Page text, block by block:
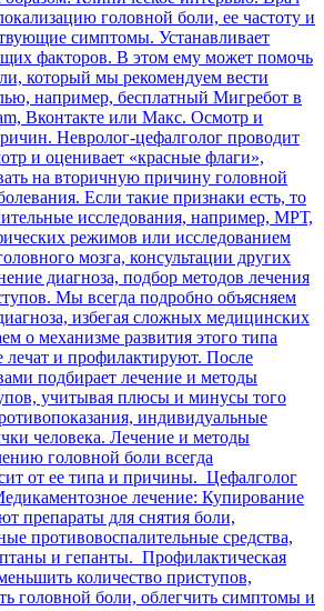
головной боли, ее частоту и
симптомы. Устанавливает
факторов. В этом ему может помочь
который мы рекомендуем вести
например, бесплатный Мигребот в
Вконтакте или Maкс. Осмотр и
Невролог-цефалголог проводит
и оценивает «красные флаги»,
на вторичную причину головной
Если такие признаки есть, то
исследования, например, МРТ,
режимов или исследованием
мозга, консультации других
диагноза, подбор методов лечения
Мы всегда подробно объясняем
избегая сложных медицинских
о механизме развития этого типа
лечат и профилактируют. После
подбирает лечение и методы
учитывая плюсы и минусы того
индивидуальные
человека. Лечение и методы
головной боли всегда
от ее типа и причины. Цефалголог
лечение: Купирование
препараты для снятия боли,
противовоспалительные средства,
и гепанты. Профилактическая
количество приступов,
головной боли, облегчить симптомы и